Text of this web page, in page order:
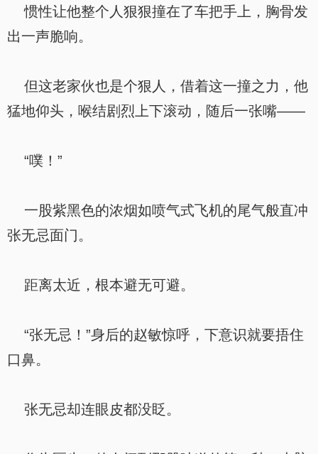
惯性让他整个人狠狠撞在了车把手上，胸骨发
出一声脆响。
但这老家伙也是个狠人，借着这一撞之力，他
猛地仰头，喉结剧烈上下滚动，随后一张嘴——
“噗！”
一股紫黑色的浓烟如喷气式飞机的尾气般直冲
张无忌面门。
距离太近，根本避无可避。
“张无忌！”身后的赵敏惊呼，下意识就要捂住
口鼻。
张无忌却连眼皮都没眨。